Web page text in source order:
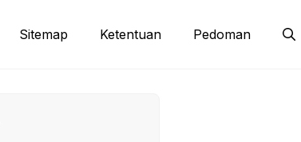
Sitemap Ketentuan Pedoman